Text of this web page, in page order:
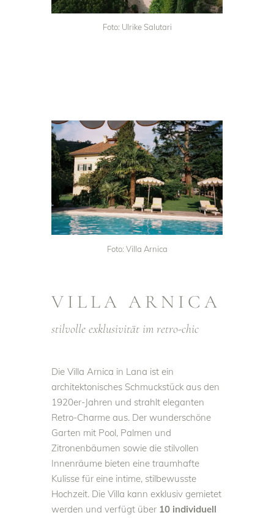
Foto: Ulrike Salutari
Foto: Villa Arnica
VILLA ARNICA
stilvolle exklusivität im retro-chic
Die Villa Arnica in Lana ist ein
architektonisches Schmuckstück aus den
1920er-Jahren und strahlt eleganten
Retro-Charme aus. Der wunderschöne
Garten mit Pool, Palmen und
Zitronenbäumen sowie die stilvollen
Innenräume bieten eine traumhafte
Kulisse für eine intime, stilbewusste
Hochzeit. Die Villa kann exklusiv gemietet
werden und verfügt über 10 individuell